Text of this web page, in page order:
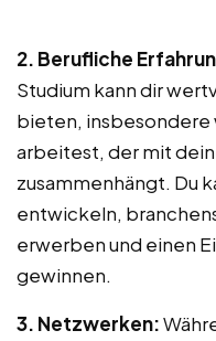
2. Berufliche
Studium kann dir
bieten, insbesondere
arbeitest, der mit
zusammenhängt. Du
entwickeln,
erwerben und einen
gewinnen.
3. Netzwerken: